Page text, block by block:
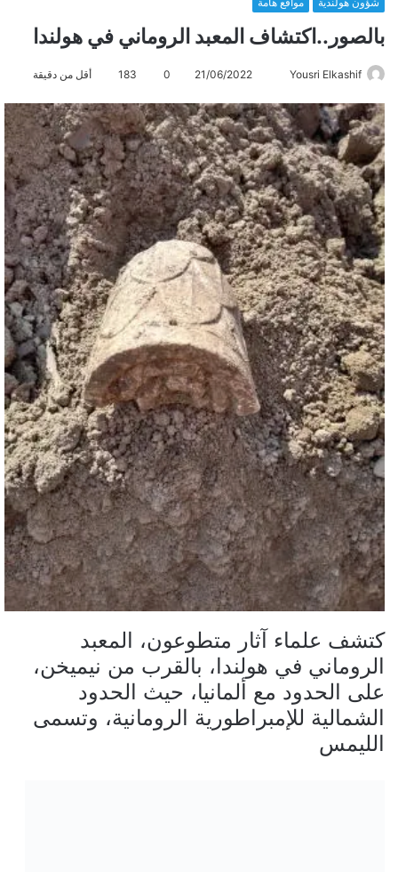
بالصور..اكتشاف المعبد الروماني في هولندا
Yousri Elkashif
س
ل
ب
ر
ي
د
ا
إ
ل
ك
ت
ر
و
ن
ي
ا
21/06/2022
0
183 أقل من دقيقة
كتشف علماء آثار متطوعون، المعبد
الروماني في هولندا، بالقرب من نيميخن،
على الحدود مع ألمانيا، حيث الحدود
الشمالية للإمبراطورية الرومانية، وتسمى
الليمس